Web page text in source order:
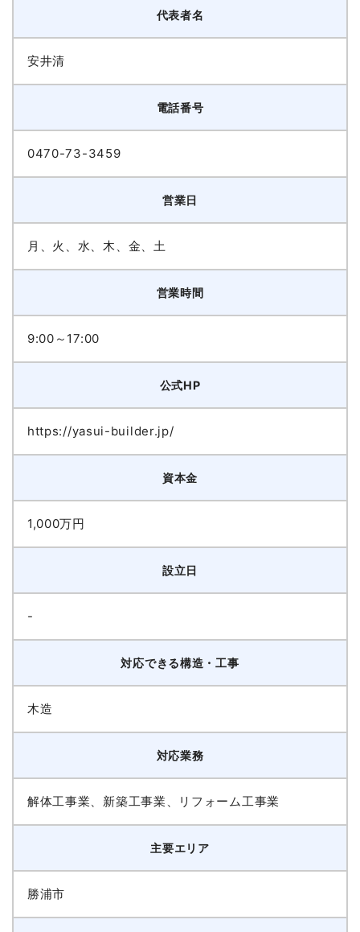
代表者名
安井清
電話番号
0470-73-3459
営業日
月、火、水、木、金、土
営業時間
9:00～17:00
公式HP
https://yasui-builder.jp/
資本金
1,000万円
設立日
-
対応できる構造・工事
木造
対応業務
解体工事業、新築工事業、リフォーム工事業
主要エリア
勝浦市